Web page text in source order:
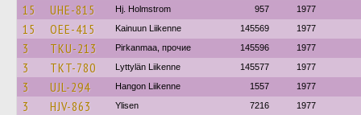
15 UHE-815 Hj. Holmstrom 957 1977
15 OEE-415 Kainuun Liikenne 145569 1977
3 TKU-213 Pirkanmaa, прочие 145596 1977
3 TKT-780 Lyttylän Liikenne 145577 1977
3 UJL-294 Hangon Liikenne 1557 1977
3 HJV-863 Ylisen 7216 1977